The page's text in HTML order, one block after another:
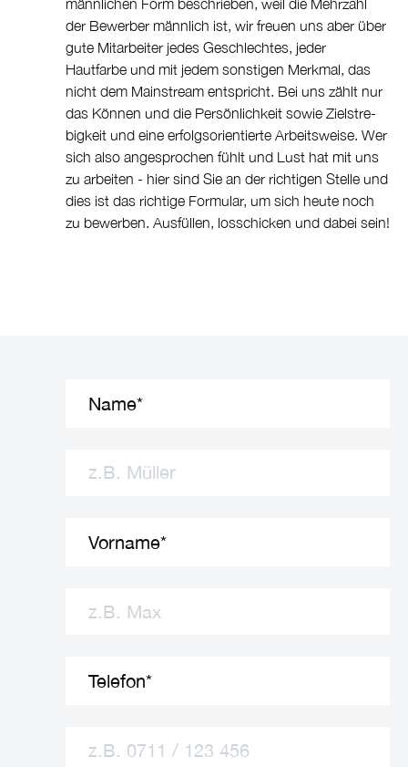
männlichen Form beschrieben, weil die Mehrzahl
der Bewerber männlich ist, wir freuen uns aber über
gute Mitarbeiter jedes Geschlechtes, jeder
Hautfarbe und mit jedem sonstigen Merkmal, das
nicht dem Mainstream entspricht. Bei uns zählt nur
das Können und die Persön­lichkeit sowie Zielstre­
bigkeit und eine erfolgs­ori­en­tierte Arbeitsweise. Wer
sich also angesprochen fühlt und Lust hat mit uns
zu arbeiten - hier sind Sie an der richtigen Stelle und
dies ist das richtige Formular, um sich heute noch
zu bewerben. Ausfüllen, losschicken und dabei sein!
Name*
Vorname*
Telefon*